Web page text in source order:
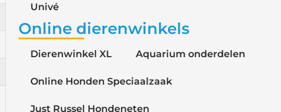
Univé
Online dierenwinkels
Dierenwinkel XL Aquarium onderdelen
Online Honden Speciaalzaak
Just Russel Hondeneten